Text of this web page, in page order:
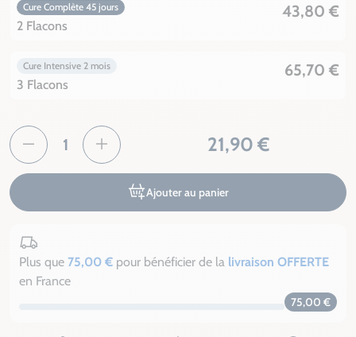
Cure Complète 45 jours
2 Flacons
43,80 €
Cure Intensive 2 mois
3 Flacons
65,70 €
21,90 €
Ajouter au panier
Plus que 75,00 € pour bénéficier de la livraison OFFERTE
en France
75,00 €